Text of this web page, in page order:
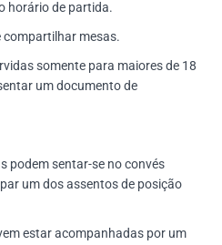
horário de partida.
compartilhar mesas.
somente para maiores de 18
um documento de
podem sentar-se no convés
um dos assentos de posição
estar acompanhadas por um